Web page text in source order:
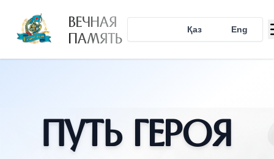
ВЕЧНАЯ
ПАМЯТЬ Қаз Eng
Путь Героя